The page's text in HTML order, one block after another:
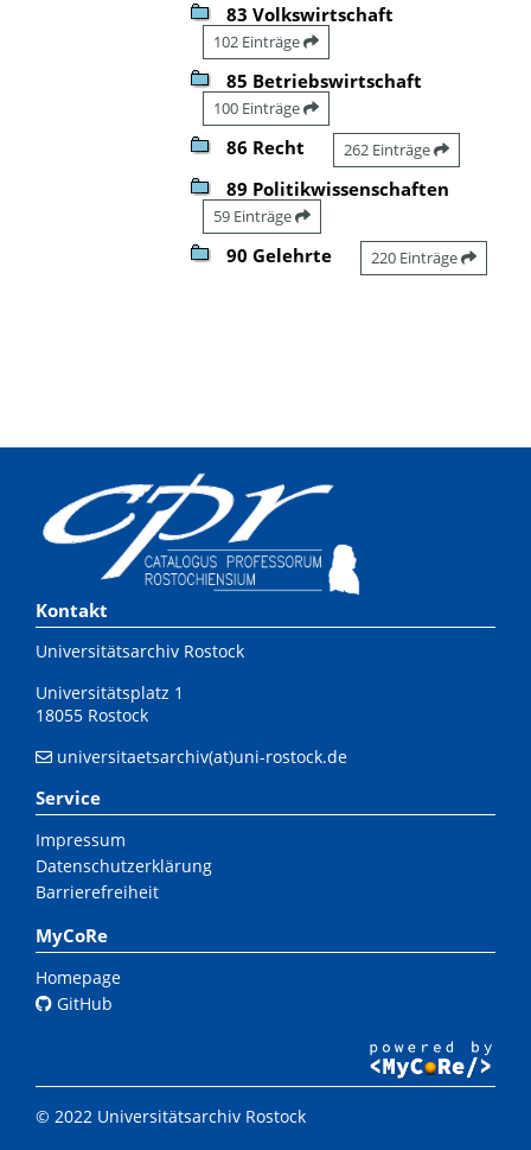
83 Volkswirtschaft
102 Einträge
85 Betriebswirtschaft
100 Einträge
86 Recht 262 Einträge
89 Politikwissenschaften
59 Einträge
90 Gelehrte 220 Einträge
Kontakt
Universitätsarchiv Rostock
Universitätsplatz 1
18055 Rostock
universitaetsarchiv(at)uni-rostock.de
Service
Impressum
Datenschutzerklärung
Barrierefreiheit
MyCoRe
Homepage
GitHub
© 2022 Universitätsarchiv Rostock